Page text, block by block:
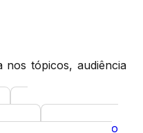
nos tópicos, audiência
Gestão